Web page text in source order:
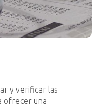
y verificar las
ofrecer una